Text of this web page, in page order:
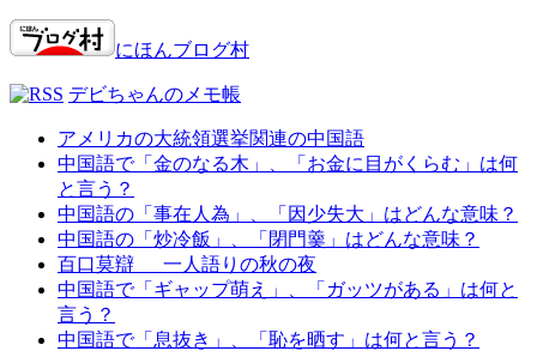
にほんブログ村
デビちゃんのメモ帳
アメリカの大統領選挙関連の中国語
中国語で「金のなる木」、「お金に目がくらむ」は何
と言う？
中国語の「事在人為」、「因少失大」はどんな意味？
中国語の「炒冷飯」、「閉門羹」はどんな意味？
百口莫辯 一人語りの秋の夜
中国語で「ギャップ萌え」、「ガッツがある」は何と
言う？
中国語で「息抜き」、「恥を晒す」は何と言う？